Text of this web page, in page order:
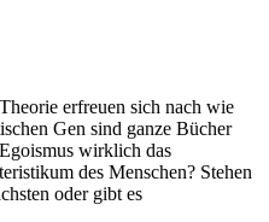
erfreuen sich nach wie
Gen sind ganze Bücher
wirklich das
des Menschen? Stehen
oder gibt es